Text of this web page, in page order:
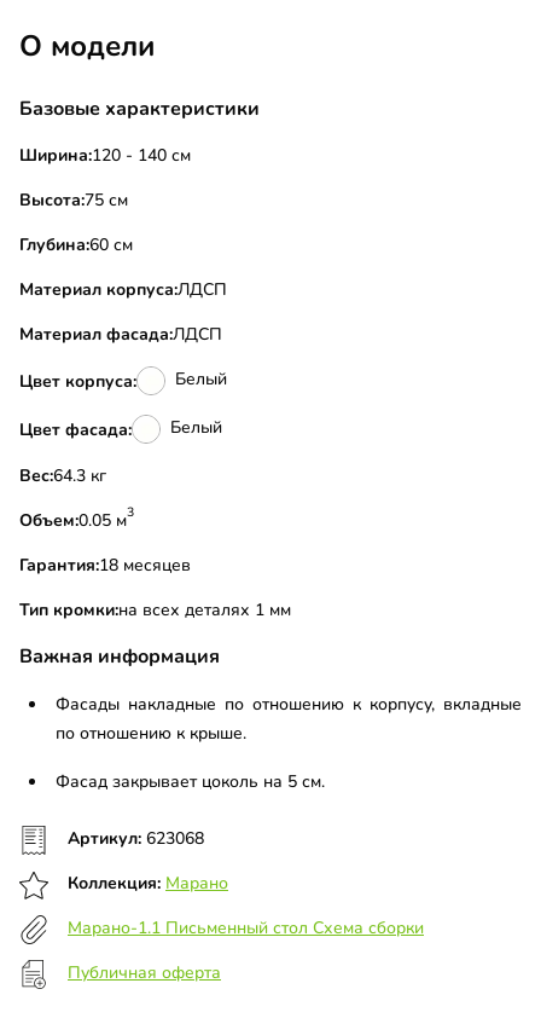
О модели
Базовые характеристики
Ширина:120 - 140 см
Высота:75 см
Глубина:60 см
Материал корпуса:ЛДСП
Материал фасада:ЛДСП
Цвет корпуса: Белый
Цвет фасада: Белый
Вес:
64.3 кг
Объем:
0.05 м3
Гарантия:18 месяцев
Тип кромки:на всех деталях 1 мм
Важная информация
Фасады накладные по отношению к корпусу, вкладные
по отношению к крыше.
Фасад закрывает цоколь на 5 см.
Артикул: 623068
Коллекция: Марано
Марано-1.1 Письменный стол Схема сборки
Публичная оферта